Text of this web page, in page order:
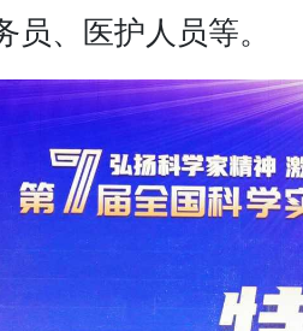
员、医护人员等。